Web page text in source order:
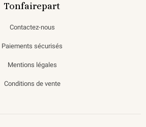
Tonfairepart
Contactez-nous
Paiements sécurisés
Mentions légales
Conditions de vente